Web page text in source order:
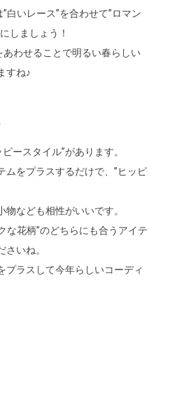
白いレース”を合わせて”ロマン
しましょう！
あわせることで明るい春らしい
すね♪
ースタイル”があります。
ムをプラスするだけで、”ヒッピ
物なども相性がいいです。
な花柄”のどちらにも合うアイテ
さいね。
プラスして今年らしいコーディ